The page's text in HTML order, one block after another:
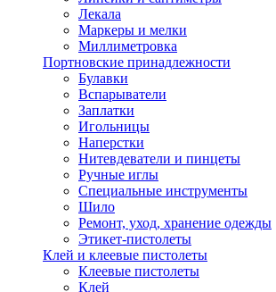
Лекала
Маркеры и мелки
Миллиметровка
Портновские принадлежности
Булавки
Вспарыватели
Заплатки
Игольницы
Наперстки
Нитевдеватели и пинцеты
Ручные иглы
Специальные инструменты
Шило
Ремонт, уход, хранение одежды
Этикет-пистолеты
Клей и клеевые пистолеты
Клеевые пистолеты
Клей